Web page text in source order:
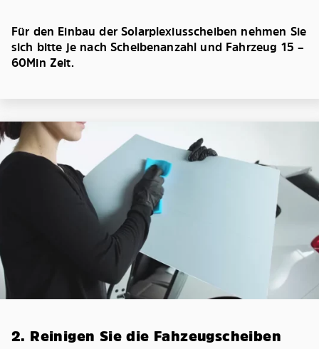
Für den Einbau der Solarplexiusscheiben nehmen Sie
sich bitte je nach Scheibenanzahl und Fahrzeug 15 –
60Min Zeit.
2. Reinigen Sie die Fahzeugscheiben